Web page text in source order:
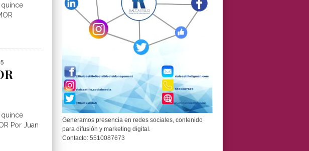
Por Juan
Generamos presencia en redes sociales, contenido
para difusión y marketing digital.
Contacto: 5510087673